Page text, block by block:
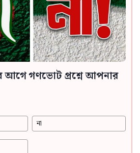
আগে গণভোট প্রশ্নে আপনার
না